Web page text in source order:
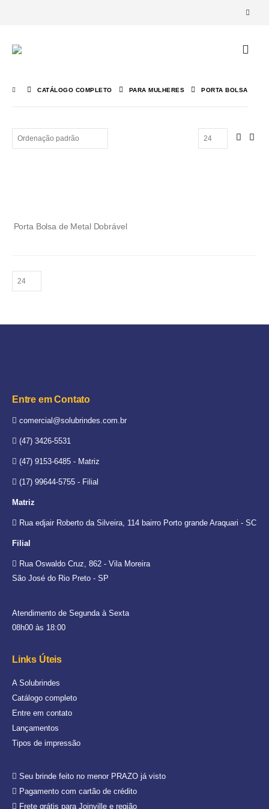
CATÁLOGO COMPLETO PARA MULHERES PORTA BOLSA
Porta Bolsa de Metal Dobrável
Entre em Contato
comercial@solubrindes.com.br
(47) 3426-5531
(47) 9153-6485 - Matriz
(17) 99644-5755 - Filial
Matriz
Rua edjair Roberto da Silveira, 114 bairro Porto grande Araquari - SC
Filial
Rua Oswaldo Cruz, 862 - Vila Moreira
São José do Rio Preto - SP
Atendimento de Segunda à Sexta
08h00 às 18:00
Links Úteis
A Solubrindes
Catálogo completo
Entre em contato
Lançamentos
Tipos de impressão
Seu brinde feito no menor PRAZO já visto
Pagamento com cartão de crédito
Frete grátis para Joinville e região